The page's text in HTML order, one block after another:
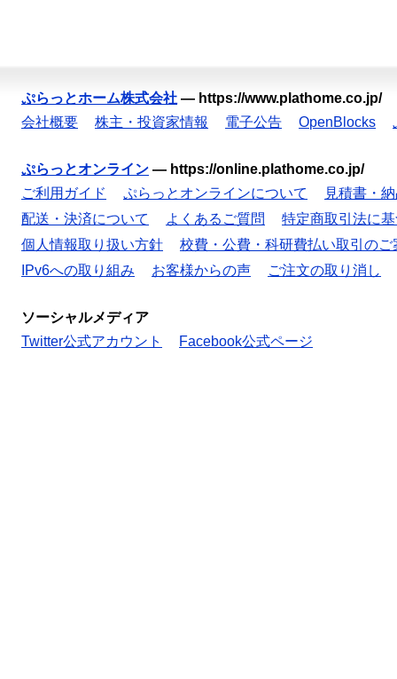
ぷらっとホーム株式会社 — https://www.plathome.co.jp/
会社概要
株主・投資家情報 電子公告 OpenBlocks
ぷらっとオンライン — https://online.plathome.co.jp/
ご利用ガイド
ぷらっとオンラインについて
見積書・
配送・決済について
よくあるご質問
特定商取引法に
個人情報取り扱い方針
校費・公費・科研費払い取引のご
IPv6への取り組み
お客様からの声 ご注文の取り消し
ソーシャルメディア
Twitter公式アカウント
Facebook公式ページ